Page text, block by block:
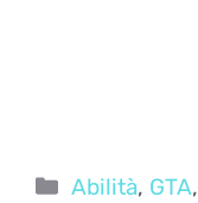
Categorie
Abilità, GTA,